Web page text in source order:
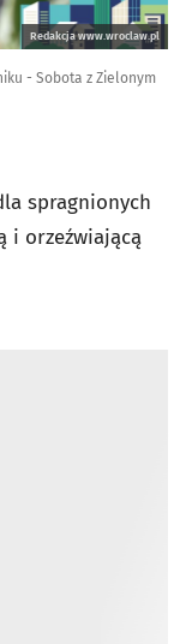
Redakcja www.wroclaw.pl
- Sobota z Zielonym
spragnionych
i orzeźwiającą